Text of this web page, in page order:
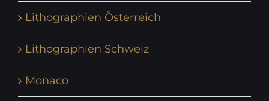
Lithographien Österreich
Lithographien Schweiz
Monaco